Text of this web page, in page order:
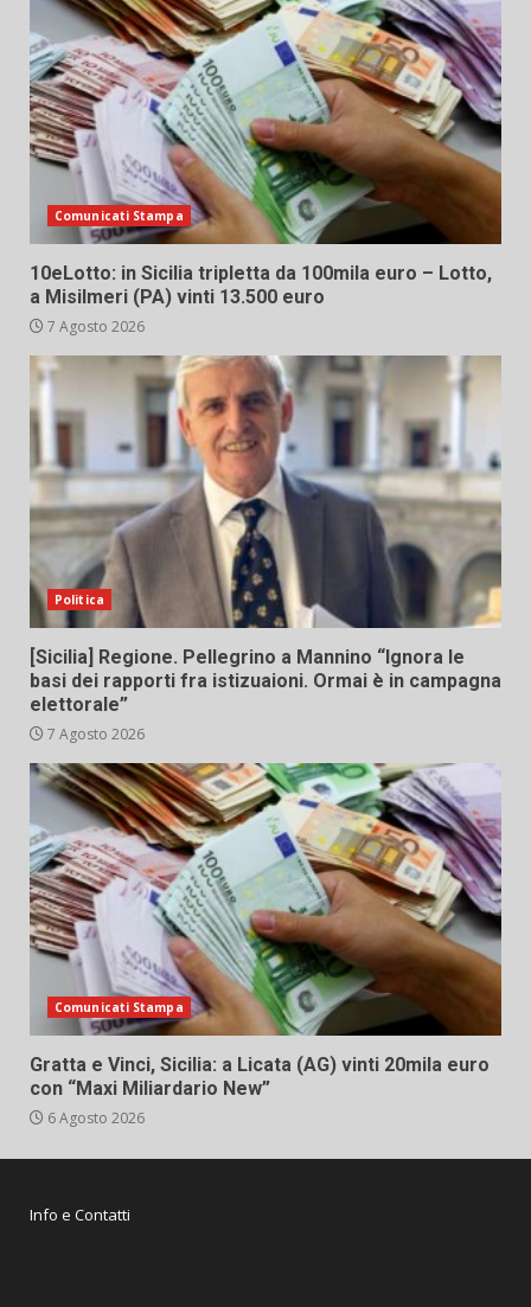
Comunicati Stampa
10eLotto: in Sicilia tripletta da 100mila euro – Lotto,
a Misilmeri (PA) vinti 13.500 euro
7 Agosto 2026
Politica
[Sicilia] Regione. Pellegrino a Mannino “Ignora le
basi dei rapporti fra istizuaioni. Ormai è in campagna
elettorale”
7 Agosto 2026
Comunicati Stampa
Gratta e Vinci, Sicilia: a Licata (AG) vinti 20mila euro
con “Maxi Miliardario New”
6 Agosto 2026
Info e Contatti